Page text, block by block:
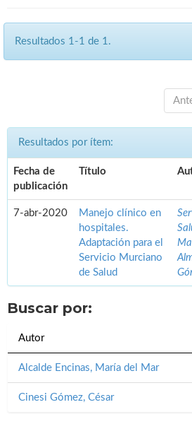
Resultados 1-1 de 1.
Resultados por ítem:
Fecha de
publicación
Título
7-abr-2020
Manejo clínico en
hospitales.
Adaptación para el
Servicio Murciano
de Salud
Buscar por:
Autor
Alcalde Encinas, María del Mar
Cinesi Gómez, César